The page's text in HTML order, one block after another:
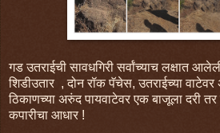
गड उतराईची सावधगिरी सर्वांच्याच लक्षात
शिडीउतार , दोन रॉक पॅचेस, उतराईच्या वाटेवर
ठिकाणच्या अरुंद पायवाटेवर एक बाजूला दरी
कपारीचा आधार !